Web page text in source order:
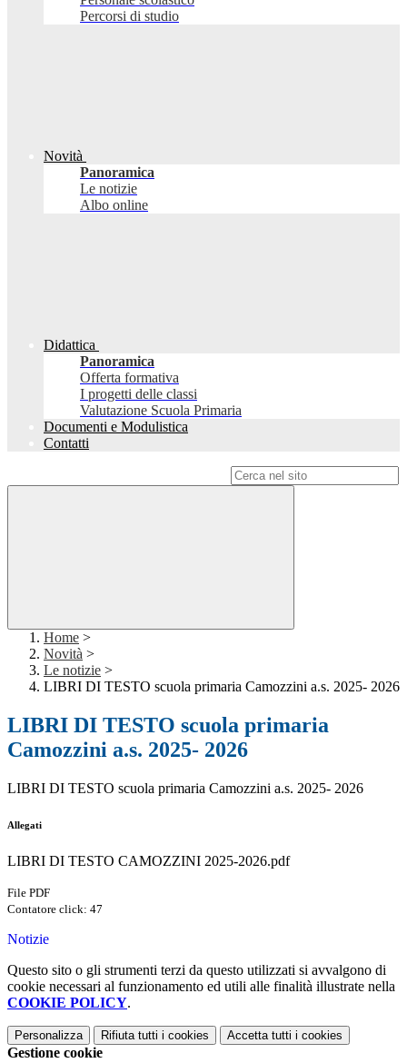
Percorsi di studio
Novità
Panoramica
Le notizie
Albo online
Didattica
Panoramica
Offerta formativa
I progetti delle classi
Valutazione Scuola Primaria
Documenti e Modulistica
Contatti
Home >
Novità >
Le notizie >
LIBRI DI TESTO scuola primaria Camozzini a.s. 2025- 2026
LIBRI DI TESTO scuola primaria
Camozzini a.s. 2025- 2026
LIBRI DI TESTO scuola primaria Camozzini a.s. 2025- 2026
Allegati
LIBRI DI TESTO CAMOZZINI 2025-2026.pdf
File PDF
Contatore click: 47
Notizie
Questo sito o gli strumenti terzi da questo utilizzati si avvalgono di
cookie necessari al funzionamento ed utili alle finalità illustrate nella
COOKIE POLICY.
Personalizza Rifiuta tutti i cookies Accetta tutti i cookies
Gestione cookie